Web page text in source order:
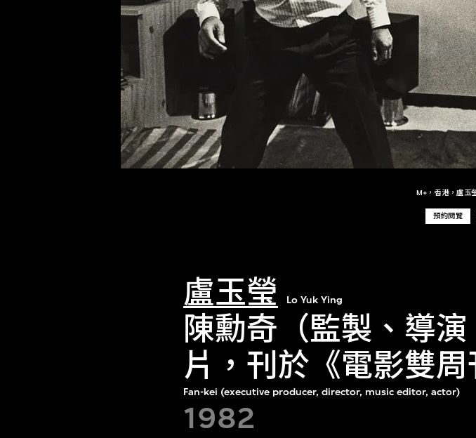
M+，香港，盧玉
預約閱覽
盧玉瑩 Lo Yuk Ying
陳勳奇（監製、導
片，刊於《電影雙周
Fan-kei (executive producer, director, music editor, actor)
1982